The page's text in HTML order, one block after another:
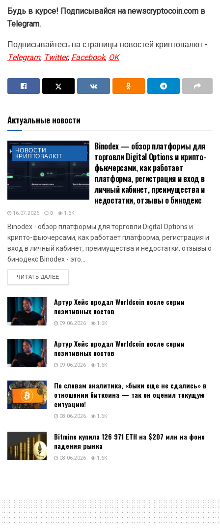
Будь в курсе! Подписывайся на newscryptocoin.com в
Telegram.
Подписывайтесь на страницы новостей криптовалют -
Telegram,Twitter,Facebook,OK
Актуальные новости
НОВОСТИ
КРИПТОВАЛЮТ
Binodex — обзор платформы для
торговли Digital Options и крипто-
фьючерсами, как работает
платформа, регистрация и вход в
личный кабинет, преимущества и
недостатки, отзывы о бинодекс
16.07.2026 0 1.6K
Binodex - обзор платформы для торговли Digital Options и
крипто-фьючерсами, как работает платформа, регистрация и
вход в личный кабинет, преимущества и недостатки, отзывы о
бинодекс Binodex - это...
ЧИТАТЬ ДАЛЕЕDETAILS
Артур Хейс продал Worldcoin после серии
позитивных постов
09.06.2026 1.6K
Артур Хейс продал Worldcoin после серии
позитивных постов
09.06.2026 1.6K
По словам аналитика, «быки еще не сдались» в
отношении биткоина — так он оценил текущую
ситуацию!
08.06.2026 1.6K
Bitmine купила 126 971 ETH на $207 млн на фоне
падения рынка
08.06.2026 1.6K